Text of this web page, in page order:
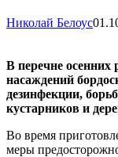
Николай Белоус
В перечне осенних
насаждений
дезинфекции,
кустарников и
Во время
меры